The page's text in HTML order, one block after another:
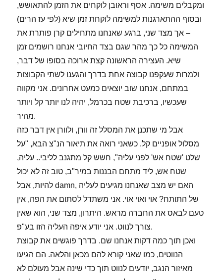
ומקבלים משימה. אסף וראובן לוקחים את הזמן להתאושש,
ובסוף ההתארגנות למשימה לוקחת זמן שיא (לפי עז הרים)
– אך מצד שני, ברגע שאנחנו מתחילים קרן פותרת את
המשימה כל כך מהר שגם בצד החיובי אנחנו רושמים זמן
שיא. העצירה הראשונה קצת ארוכה בסופו של דבר,
ולמרות שעקפנו קבוצה אחת בדרך והגענו לשתי הקבוצות
במתחם, אנחנו שוב יוצאים כמעט אחרונים. אני מקווה
שעכשיו, ברכיבת שטח בכרמל, יהיה לנו יותר קל ויותר
מהיר.
מסלול אופניים קל. כשאני רואה את תיאור הנ"צ הבא, "על
שלט 'שטח אש' לפני עליה", חשש קל מתגנב לליבי.. עליה,
שטח אש, ליד מתחם הבננות במיר"ב, טוב זה לא יכול
להיות, אבל damn, האם יש מצב שאנחנו מגיעים לעליה
של התותח? אוי ואוי אוי. אני משתדל לסתום את הפה, אין
טעם לבאס את החברה מראש. היתרון, מצד שני, הוא שאין
צורך לנווט. אני יודע איפה העליה הזו בע"פ.
‎ואכן תוך כמה דקות אנחנו שם. בדרך פוגשים את קבוצת
הנווטים, כמו שאני קורא להם מכאן והלאה. הם הגיעו
מאיזור הנגב, יודעים לנווט תוך כדי שינה אבל מעולם לא